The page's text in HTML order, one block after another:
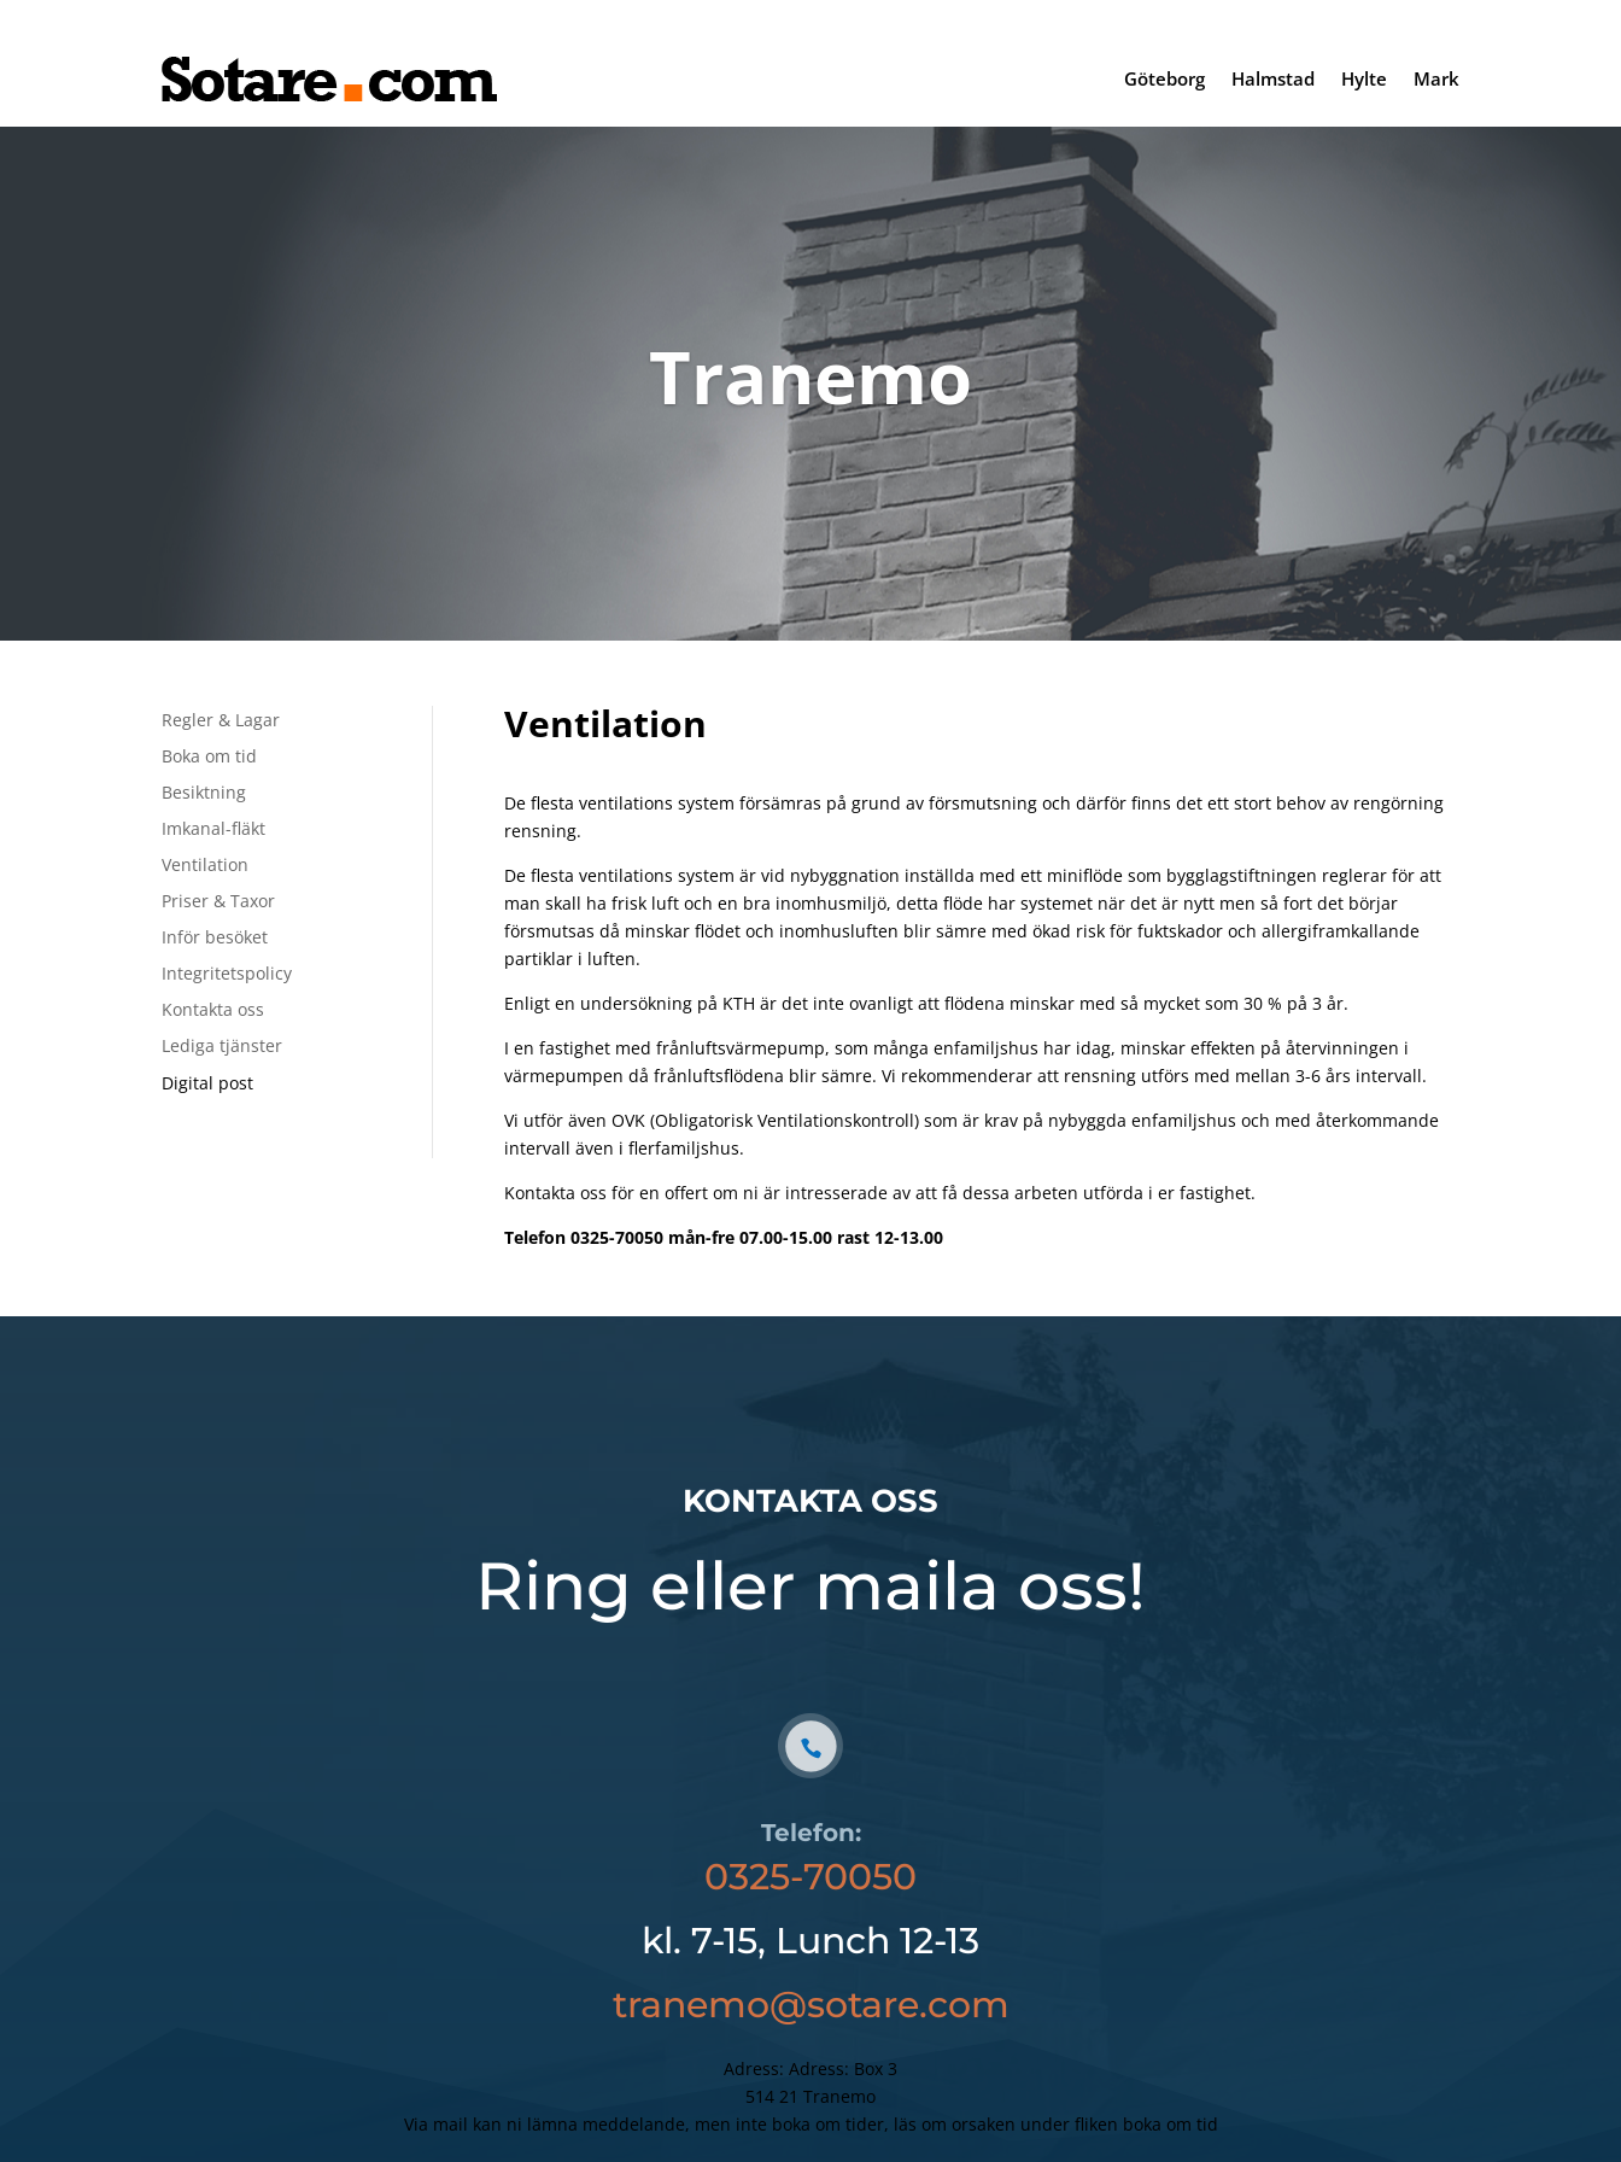
Göteborg Halmstad Hylte Mark
Tranemo
Regler & Lagar
Boka om tid
Besiktning
Imkanal-fläkt
Ventilation
Priser & Taxor
Inför besöket
Integritetspolicy
Kontakta oss
Lediga tjänster
Digital post
Ventilation
De flesta ventilations system försämras på grund av försmutsning och därför finns det ett stort behov av rengörning
rensning.
De flesta ventilations system är vid nybyggnation inställda med ett miniflöde som bygglagstiftningen reglerar för att
man skall ha frisk luft och en bra inomhusmiljö, detta flöde har systemet när det är nytt men så fort det börjar
försmutsas då minskar flödet och inomhusluften blir sämre med ökad risk för fuktskador och allergiframkallande
partiklar i luften.
Enligt en undersökning på KTH är det inte ovanligt att flödena minskar med så mycket som 30 % på 3 år.
I en fastighet med frånluftsvärmepump, som många enfamiljshus har idag, minskar effekten på återvinningen i
värmepumpen då frånluftsflödena blir sämre. Vi rekommenderar att rensning utförs med mellan 3-6 års intervall.
Vi utför även OVK (Obligatorisk Ventilationskontroll) som är krav på nybyggda enfamiljshus och med återkommande
intervall även i flerfamiljshus.
Kontakta oss för en offert om ni är intresserade av att få dessa arbeten utförda i er fastighet.
Telefon 0325-70050 mån-fre 07.00-15.00 rast 12-13.00
KONTAKTA OSS
Ring eller maila oss!
Telefon:
0325-70050
kl. 7-15, Lunch 12-13
tranemo@sotare.com
Adress: Adress: Box 3
514 21 Tranemo
Via mail kan ni lämna meddelande, men inte boka om tider, läs om orsaken under fliken boka om tid